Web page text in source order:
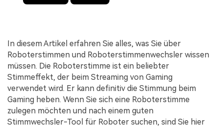
In diesem Artikel erfahren Sie alles, was Sie über
Roboterstimmen und Roboterstimmenwechsler wissen
müssen. Die Roboterstimme ist ein beliebter
Stimmeffekt, der beim Streaming von Gaming
verwendet wird. Er kann definitiv die Stimmung beim
Gaming heben. Wenn Sie sich eine Roboterstimme
zulegen möchten und nach einem guten
Stimmwechsler-Tool für Roboter suchen, sind Sie hier